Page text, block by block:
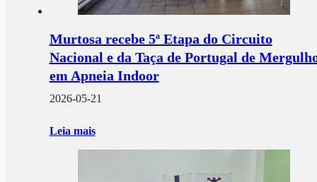
Murtosa recebe 5ª Etapa do Circuito
Nacional e da Taça de Portugal de
em Apneia Indoor
2026-05-21
Leia mais